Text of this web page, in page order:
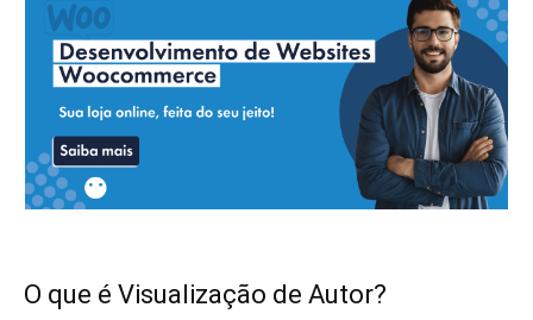
O que é Visualização de Autor?